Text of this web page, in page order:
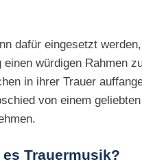
dafür eingesetzt
einen würdigen Rahmen
in ihrer Trauer
von einem geliebten
Trauermusik?